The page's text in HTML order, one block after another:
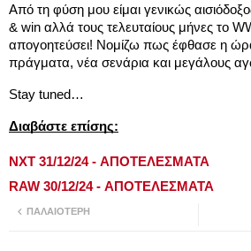
Από τη φύση μου είμαι γενικώς
& win αλλά τους τελευταίους μήνες το
απογοητεύσει! Νομίζω πως έφθασε η
πράγματα, νέα σενάρια και μεγάλους
Stay tuned…
Διαβάστε επίσης:
NXT 31/12/24 - ΑΠΟΤΕΛΕΣΜΑΤΑ
RAW 30/12/24 - ΑΠΟΤΕΛΕΣΜΑΤΑ
ΠΑΛΑΙΌΤΕΡΗ